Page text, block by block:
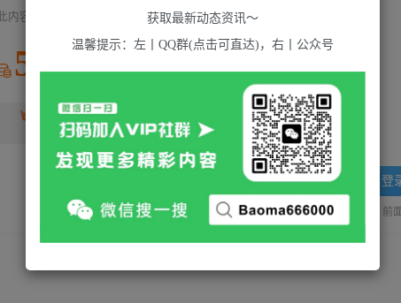
此内容为付费资源，请付费后查看
5 积分
黄金会员 2
免费
登
站长QQ：1970819299 验证码错误，网址最后 pwd 前
获取最新动态资讯～
温馨提示：左丨QQ群(点击可直达)，右丨公众号